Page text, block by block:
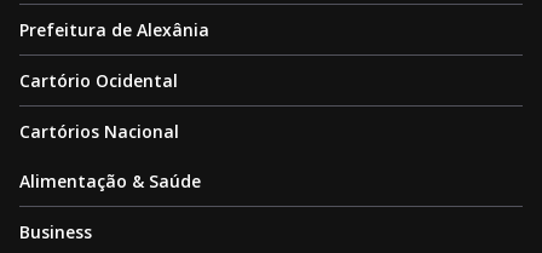
Prefeitura de Alexânia
Cartório Ocidental
Cartórios Nacional
Alimentação & Saúde
Business